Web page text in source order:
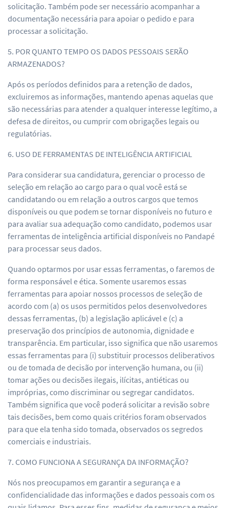
solicitação. Também pode ser necessário acompanhar a
documentação necessária para apoiar o pedido e para
processar a solicitação.
5. POR QUANTO TEMPO OS DADOS PESSOAIS SERÃO
ARMAZENADOS?
Após os períodos definidos para a retenção de dados,
excluiremos as informações, mantendo apenas aquelas que
são necessárias para atender a qualquer interesse legítimo, a
defesa de direitos, ou cumprir com obrigações legais ou
regulatórias.
6. USO DE FERRAMENTAS DE INTELIGÊNCIA ARTIFICIAL
Para considerar sua candidatura, gerenciar o processo de
seleção em relação ao cargo para o qual você está se
candidatando ou em relação a outros cargos que temos
disponíveis ou que podem se tornar disponíveis no futuro e
para avaliar sua adequação como candidato, podemos usar
ferramentas de inteligência artificial disponíveis no Pandapé
para processar seus dados.
Quando optarmos por usar essas ferramentas, o faremos de
forma responsável e ética. Somente usaremos essas
ferramentas para apoiar nossos processos de seleção de
acordo com (a) os usos permitidos pelos desenvolvedores
dessas ferramentas, (b) a legislação aplicável e (c) a
preservação dos princípios de autonomia, dignidade e
transparência. Em particular, isso significa que não usaremos
essas ferramentas para (i) substituir processos deliberativos
ou de tomada de decisão por intervenção humana, ou (ii)
tomar ações ou decisões ilegais, ilícitas, antiéticas ou
impróprias, como discriminar ou segregar candidatos.
Também significa que você poderá solicitar a revisão sobre
tais decisões, bem como quais critérios foram observados
para que ela tenha sido tomada, observados os segredos
comerciais e industriais.
7. COMO FUNCIONA A SEGURANÇA DA INFORMAÇÃO?
Nós nos preocupamos em garantir a segurança e a
confidencialidade das informações e dados pessoais com os